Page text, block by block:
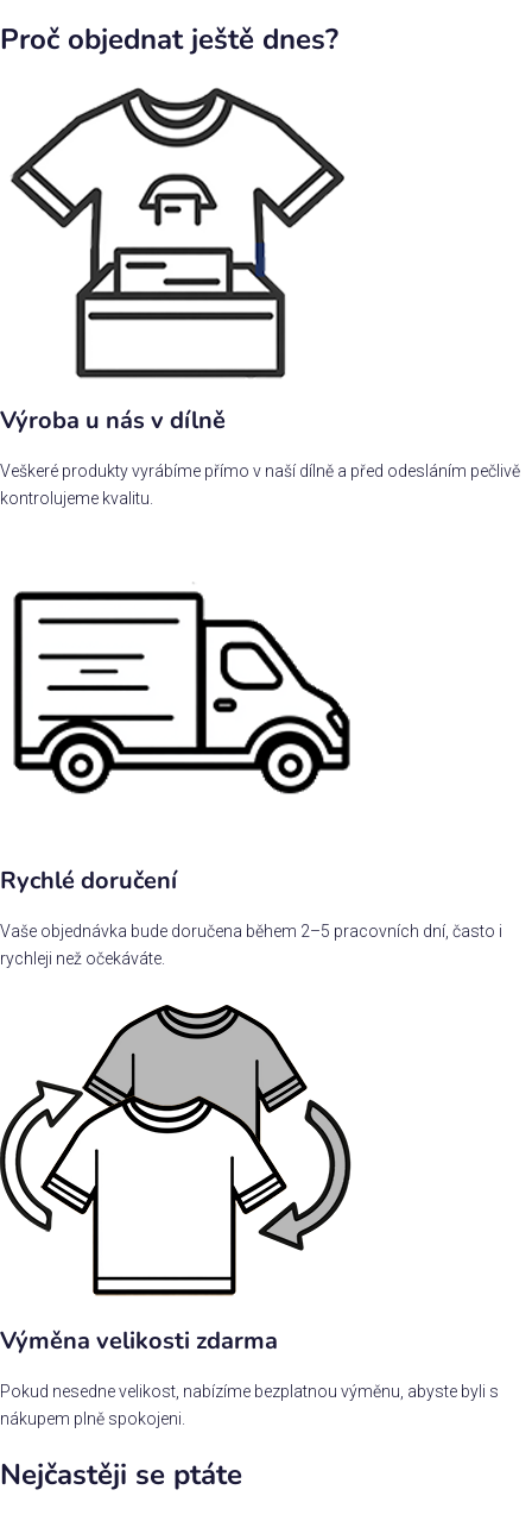
Proč objednat ještě dnes?
Výroba u nás v dílně
Veškeré produkty vyrábíme přímo v naší dílně a před odesláním pečlivě
kontrolujeme kvalitu.
Rychlé doručení
Vaše objednávka bude doručena během 2–5 pracovních dní, často i
rychleji než očekáváte.
Výměna velikosti zdarma
Pokud nesedne velikost, nabízíme bezplatnou výměnu, abyste byli s
nákupem plně spokojeni.
Nejčastěji se ptáte